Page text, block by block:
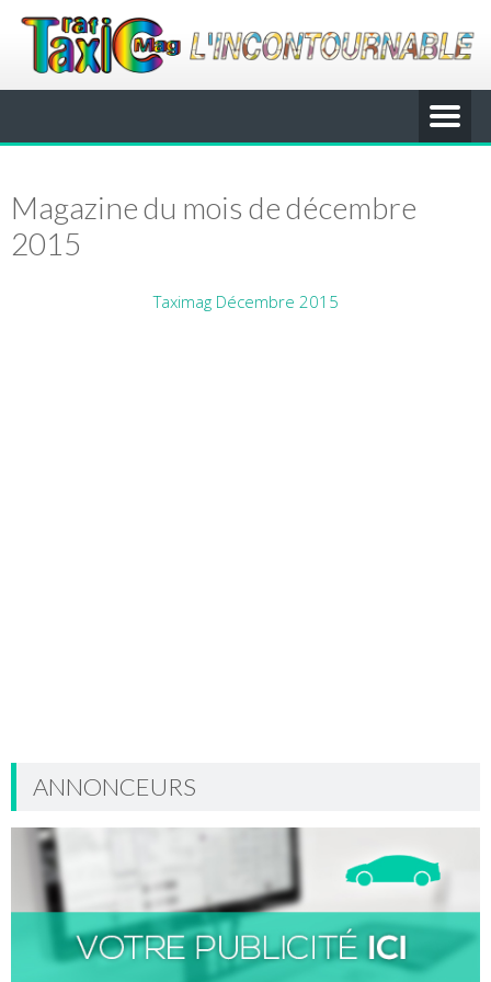
Magazine du mois de décembre
2015
Taximag Décembre 2015
ANNONCEURS